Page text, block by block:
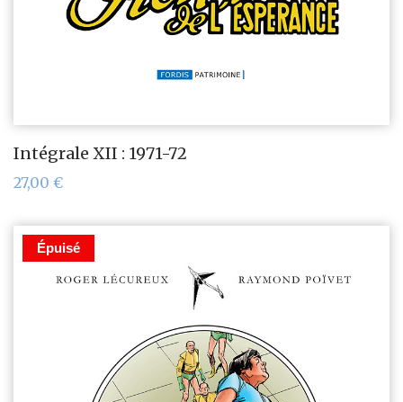
Intégrale XII : 1971-72
27,00 €
Épuisé